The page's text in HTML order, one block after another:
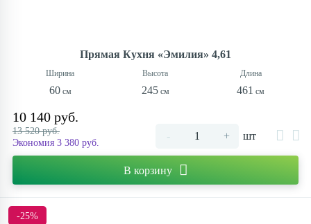
Прямая Кухня «Эмилия» 4,61
60 245 461
10 140 руб.
13 520 руб.
Экономия 3 380 руб.
- + шт
В корзину
-25%